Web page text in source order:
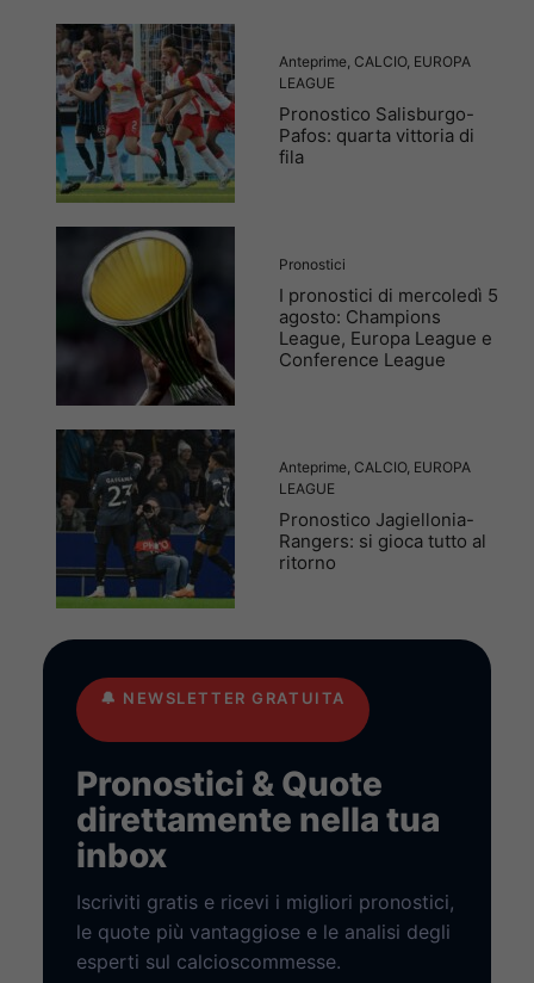
Anteprime, CALCIO, EUROPA
LEAGUE
Pronostico Salisburgo-
Pafos: quarta vittoria di
fila
Pronostici
I pronostici di mercoledì 5
agosto: Champions
League, Europa League e
Conference League
Anteprime, CALCIO, EUROPA
LEAGUE
Pronostico Jagiellonia-
Rangers: si gioca tutto al
ritorno
🔔 NEWSLETTER GRATUITA
Pronostici & Quote
direttamente nella tua
inbox
Iscriviti gratis e ricevi i migliori pronostici,
le quote più vantaggiose e le analisi degli
esperti sul calcioscommesse.